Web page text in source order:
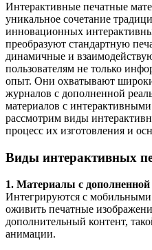
Интерактивные печатные
уникальное сочетание
инновационных
преобразуют стандартную
динамичные и
пользователям не только
опыт. Они охватывают
журналов с дополненной
материалов с
рассмотрим виды
процесс их изготовления и
Виды интерактивных
1. Материалы с
Интегрируются с
оживить печатные
дополнительный контент,
анимации.